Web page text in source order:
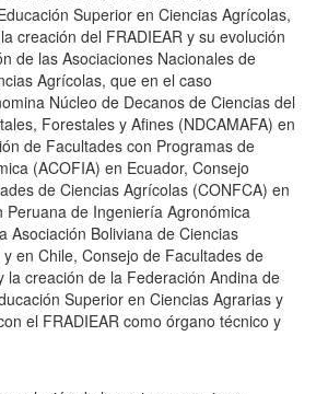
Superior en Ciencias Agrícolas,
creación del FRADIEAR y su evolución
de las Asociaciones Nacionales de
Agrícolas, que en el caso
Núcleo de Decanos de Ciencias del
Forestales y Afines (NDCAMAFA) en
de Facultades con Programas de
(ACOFIA) en Ecuador, Consejo
de Ciencias Agrícolas (CONFCA) en
Peruana de Ingeniería Agronómica
Asociación Boliviana de Ciencias
en Chile, Consejo de Facultades de
la creación de la Federación Andina de
Superior en Ciencias Agrarias y
el FRADIEAR como órgano técnico y